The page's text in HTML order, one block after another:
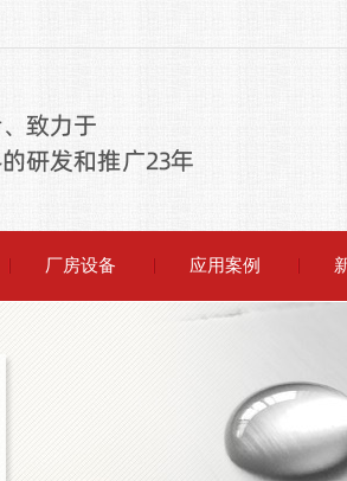
厂房设备 应用案例